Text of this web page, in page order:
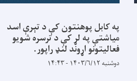
په کابل پوهنتون کې د تېرې اسد
میاشتې په لړ کې د ترسره شویو
فعالیتونو اړوند لنډ راپور.
دوشنبه ۱۴۰۳/۶/۱۲ - ۱۴:۴۳